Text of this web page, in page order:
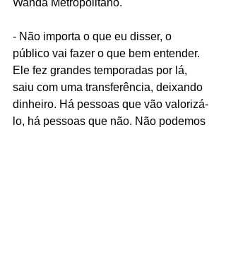
- Não importa o que eu disser, o
público vai fazer o que bem entender.
Ele fez grandes temporadas por lá,
saiu com uma transferência, deixando
dinheiro. Há pessoas que vão valorizá-
lo, há pessoas que não. Não podemos